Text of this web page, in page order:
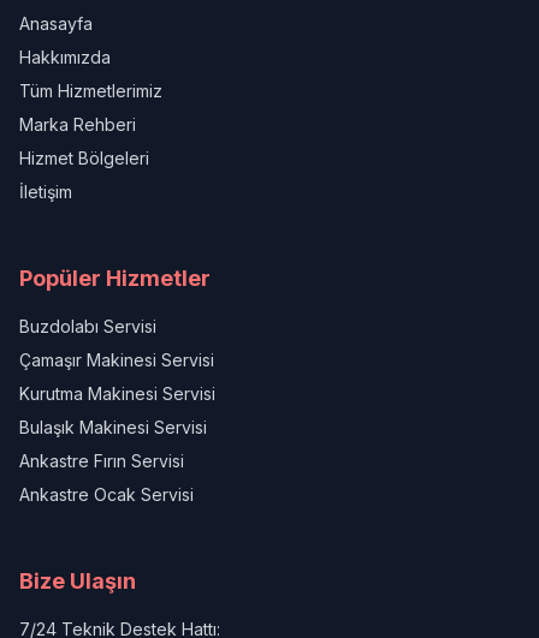
Anasayfa
Hakkımızda
Tüm Hizmetlerimiz
Marka Rehberi
Hizmet Bölgeleri
İletişim
Popüler Hizmetler
Buzdolabı Servisi
Çamaşır Makinesi Servisi
Kurutma Makinesi Servisi
Bulaşık Makinesi Servisi
Ankastre Fırın Servisi
Ankastre Ocak Servisi
Bize Ulaşın
7/24 Teknik Destek Hattı: